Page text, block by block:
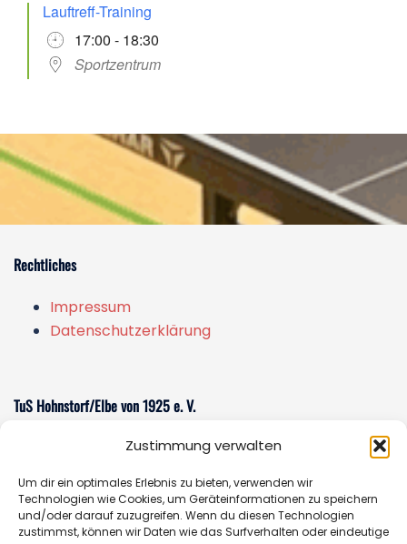
Zustimmung verwalten
Um dir ein optimales Erlebnis zu bieten, verwenden wir
Technologien wie Cookies, um Geräteinformationen zu speichern
und/oder darauf zuzugreifen. Wenn du diesen Technologien
zustimmst, können wir Daten wie das Surfverhalten oder eindeutige
Lauftreff-Training
17:00 - 18:30
Sportzentrum
Rechtliches
Impressum
Datenschutzerklärung
TuS Hohnstorf/Elbe von 1925 e. V.
Am Sportzentrum 1
E-Mail:sportverein@tus-hohnstorf.de